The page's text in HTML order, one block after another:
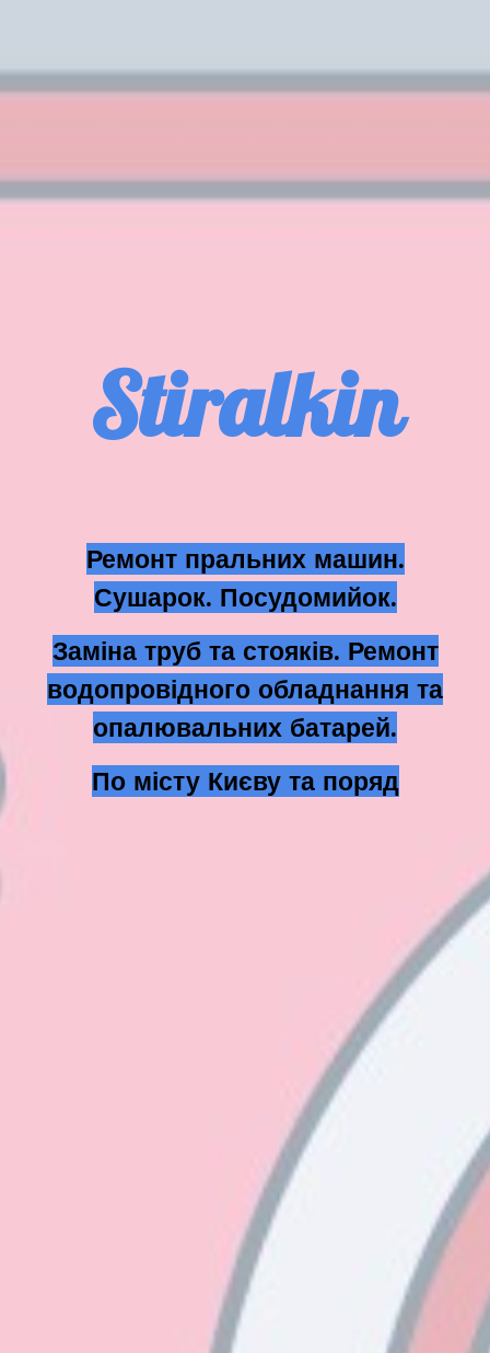
Stiralkin
Ремонт пральних машин.
Сушарок. Посудомийок.
Заміна труб та стояків. Ремонт
водопровідного обладнання та
опалювальних батарей.
По місту Києву та поряд